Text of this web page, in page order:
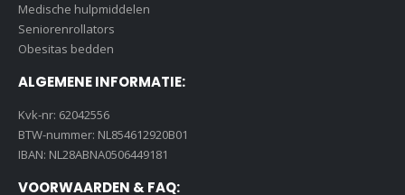
Medische hulpmiddelen
Seniorenrollators
Obesitas bedden
ALGEMENE INFORMATIE:
Kvk-nr: 62042556
BTW-nummer: NL854612920B01
IBAN: NL28ABNA0506449181
VOORWAARDEN & FAQ: